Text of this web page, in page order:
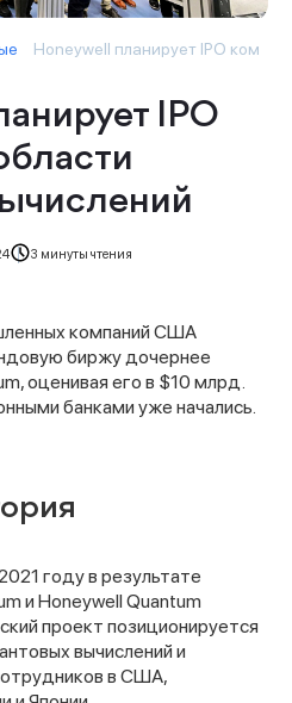
Honeywell планирует IPO ком
IPO
3 минуты чтения
компаний США
биржу дочернее
оценивая его в $10 млрд.
банками уже начались.
году в результате
и Honeywell Quantum
проект позиционируется
вычислений и
в США,